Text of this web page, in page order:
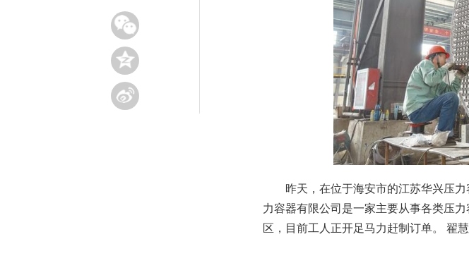
昨天，在位于海安市的江苏华兴压
力容器有限公司是一家主要从事各类压
区，目前工人正开足马力赶制订单。 翟